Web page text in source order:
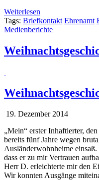
Weiterlesen
Tags: Briefkontakt Ehrenamt
Medienberichte
19. Dezember 2014
„Mein“ erster Inhaftierter,
bereits fünf Jahre wegen
Ausländerwohnheime
dass er zu mir Vertrauen
Herr D. erleichterte mir den
Wir konnten Ausgänge